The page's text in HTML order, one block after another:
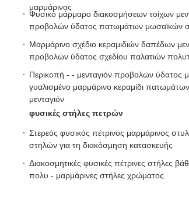
μαρμάρινος
Φυσικό μάρμαρο διακοσμήσεων τοίχων
προβολών ύδατος πατωμάτων μωσαϊκών
Μαρμάρινο σχέδιο κεραμιδιών δαπέδων
προβολών ύδατος σχεδίου παλατιών
Περικοπή - - μενταγιόν προβολών ύδατος
γυαλισμένο μαρμάρινο κεραμίδι πατωμάτων
μενταγιόν
φυσικές στήλες πετρών
Στερεός φυσικός πέτρινος μαρμάρινος
στηλών για τη διακόσμηση κατασκευής
Διακοσμητικές φυσικές πέτρινες στήλες
πολυ - μαρμάρινες στήλες χρώματος